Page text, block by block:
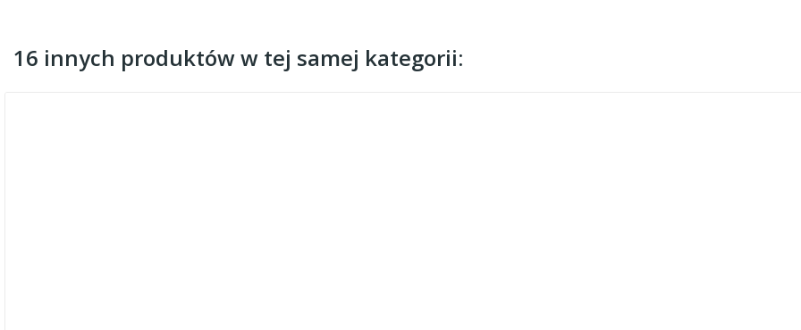
16 innych produktów w tej samej kategorii: